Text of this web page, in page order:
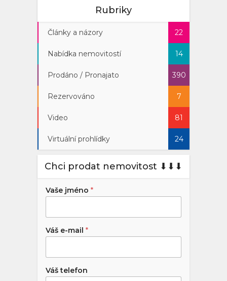
Rubriky
Články a názory 22
Nabídka nemovitostí 14
Prodáno / Pronajato 390
Rezervováno 7
Video 81
Virtuální prohlídky 24
Chci prodat nemovitost ⬇︎⬇︎⬇︎
Vaše jméno *
Váš e-mail *
Váš telefon